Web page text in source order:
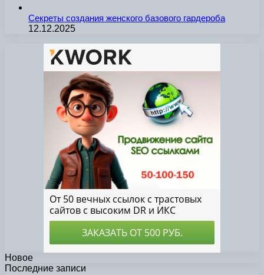
Секреты создания женского базового гардероба
12.12.2025
Новое
Последние записи